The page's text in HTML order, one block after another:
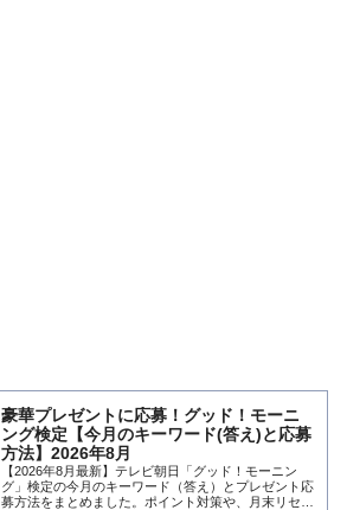
豪華プレゼントに応募！グッド！モーニ
ング検定【今月のキーワード(答え)と応募
方法】2026年8月
【2026年8月最新】テレビ朝日「グッド！モーニン
グ」検定の今月のキーワード（答え）とプレゼント応
募方法をまとめました。ポイント対策や、月末リセッ